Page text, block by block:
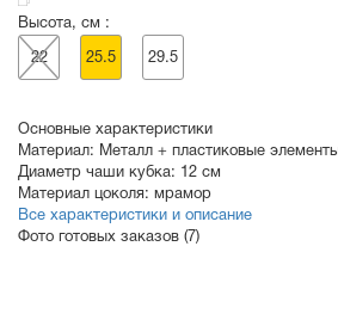
Высота, см :
22 25.5 29.5
Основные характеристики
Материал: Металл + пластиковые элементы
Диаметр чаши кубка: 12 см
Материал цоколя: мрамор
Все характеристики и описание
Фото готовых заказов (7)